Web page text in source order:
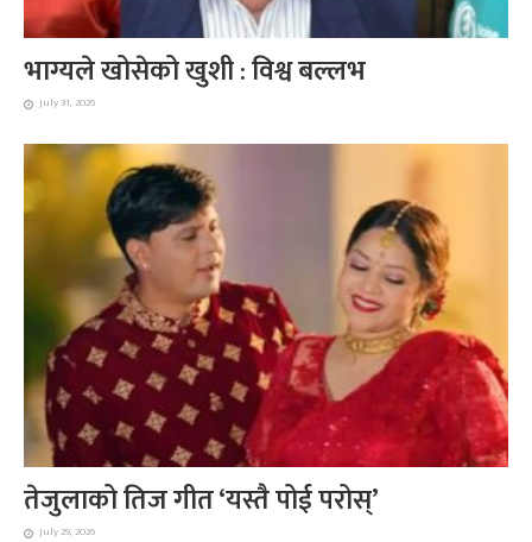
भाग्यले खोसेको खुशी : विश्व बल्लभ
July 31, 2026
तेजुलाको तिज गीत ‘यस्तै पोई परोस्’
July 29, 2026